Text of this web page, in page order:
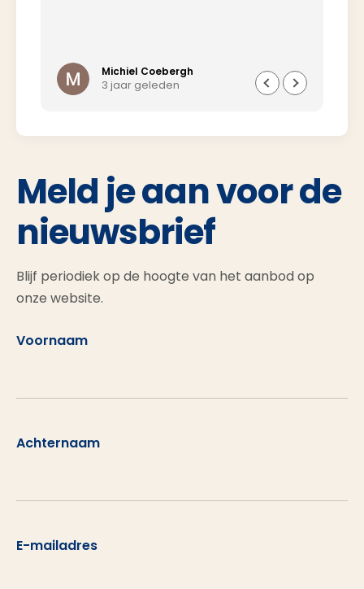
Michiel Coebergh
3 jaar geleden
Meld je aan voor de
nieuwsbrief
Blijf periodiek op de hoogte van het aanbod op
onze website.
Voornaam
Achternaam
E-mailadres